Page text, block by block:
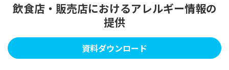
飲食店・販売店におけるアレルギー情報の
提供
資料ダウンロード